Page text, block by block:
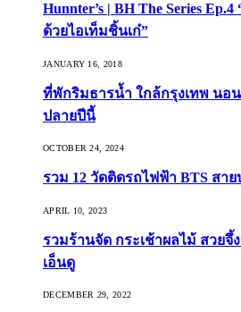
Hunnter’s | BH The Series
ด้วยไอเท็มชิ้นเก๋”
JANUARY 16, 2018
ที่พักริมธารน้ำ ใกล้กรุงเทพ นอ
ปลายปีนี้
OCTOBER 24, 2024
รวม 12 วัดติดรถไฟฟ้า BTS สา
APRIL 10, 2023
รวมร้านจัด กระเช้าผลไม้ สวยจึ้
เอ็นดู
DECEMBER 29, 2022